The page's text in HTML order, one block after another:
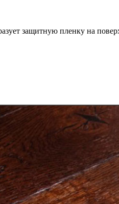
защитную пленку на